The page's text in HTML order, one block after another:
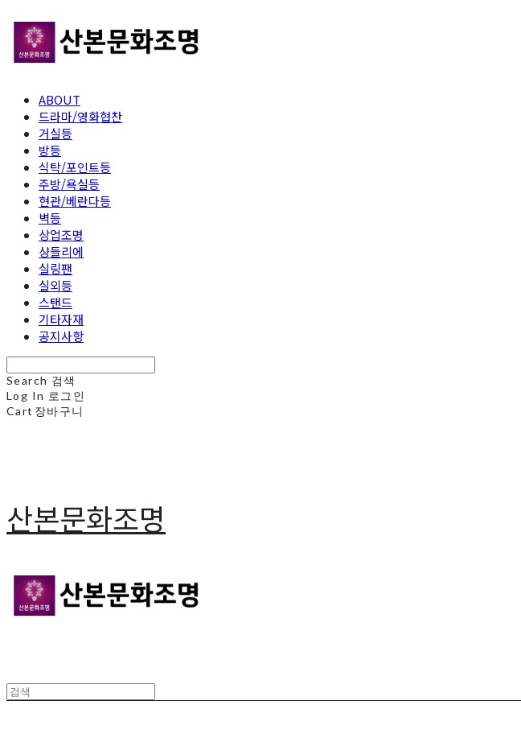
ABOUT
드라마/영화협찬
거실등
방등
식탁/포인트등
주방/욕실등
현관/베란다등
벽등
상업조명
샹들리에
실링팬
실외등
스탠드
기타자재
공지사항
Search 검색
Log In 로그인
Cart 장바구니
산본문화조명